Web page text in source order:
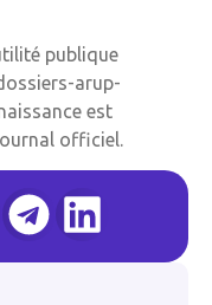
publique
arup-
est
officiel.